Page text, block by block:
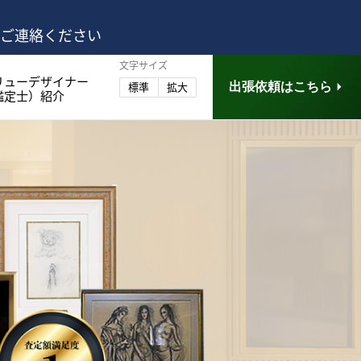
連絡ください
ューデザイナー
定士）紹介
文字サイズ
標準 拡大 出張依頼はこちら